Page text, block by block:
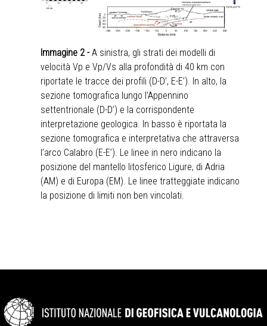
Immagine 2 -A sinistra, gli strati dei modelli di
velocità Vp e Vp/Vs alla profondità di 40 km con
riportate le tracce dei profili (D-D’, E-E’). In alto, la
sezione tomografica lungo l’Appennino
settentrionale (D-D’) e la corrispondente
interpretazione geologica. In basso è riportata la
sezione tomografica e interpretativa che attraversa
l’arco Calabro (E-E’). Le linee in nero indicano la
posizione del mantello litosferico Ligure, di Adria
(AM) e di Europa (EM). Le linee tratteggiate indicano
la posizione di limiti non ben vincolati.